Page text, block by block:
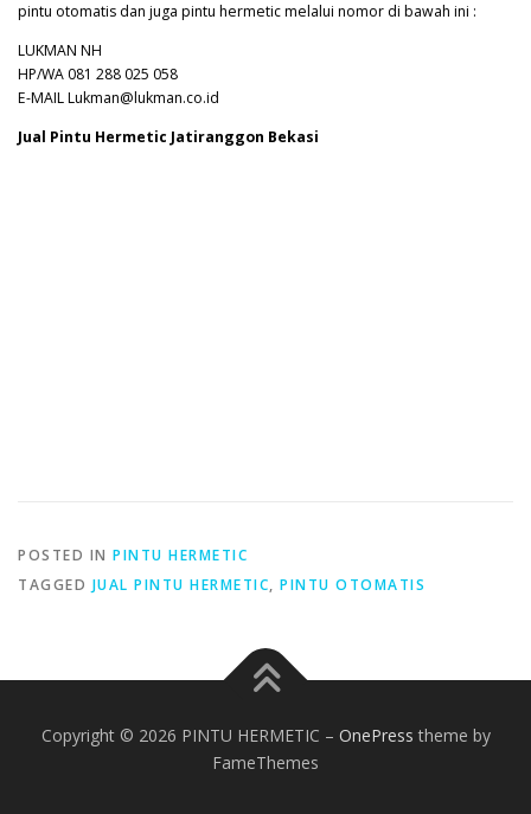
pintu otomatis dan juga pintu hermetic melalui nomor di bawah ini :
LUKMAN NH
HP/WA 081 288 025 058
E-MAIL Lukman@lukman.co.id
Jual Pintu Hermetic Jatiranggon Bekasi
POSTED IN PINTU HERMETIC
TAGGED JUAL PINTU HERMETIC, PINTU OTOMATIS
Copyright © 2026 PINTU HERMETIC – OnePress theme by
FameThemes